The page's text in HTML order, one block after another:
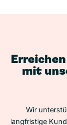
mit
Wir
langfristige